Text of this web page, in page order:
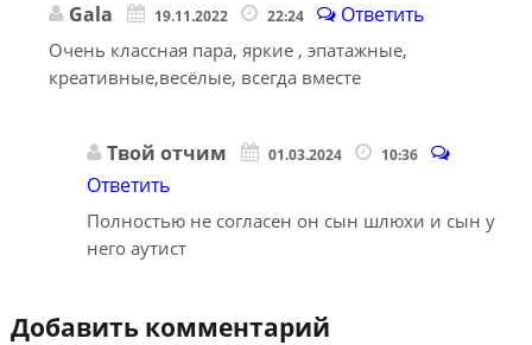
Gala 19.11.2022 22:24 Ответить
Очень классная пара, яркие , эпатажные,
креативные,весёлые, всегда вместе
Твой отчим 01.03.2024 10:36
Ответить
Полностью не согласен он сын шлюхи и сын у
него аутист
Добавить комментарий